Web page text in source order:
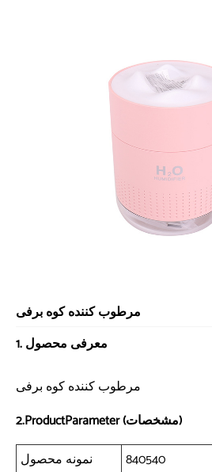
مرطوب کننده کوه برفی
1. معرفی محصول
2.ProductParameter (مشخصات)
نمونه محصول
840540